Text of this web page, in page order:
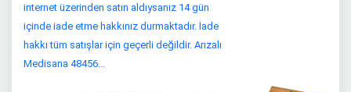
internet üzerinden satın aldıysanız 14 gün
içinde iade etme hakkınız durmaktadır. İade
hakkı tüm satışlar için geçerli değildir. Arızalı
Medisana 48456...